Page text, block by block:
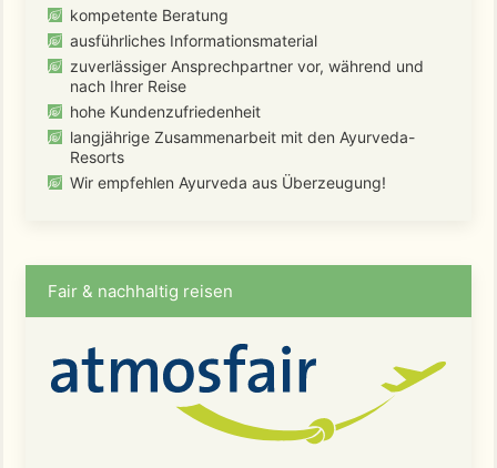
kompetente Beratung
ausführliches Informationsmaterial
zuverlässiger Ansprechpartner vor, während und
nach Ihrer Reise
hohe Kundenzufriedenheit
langjährige Zusammenarbeit mit den Ayurveda-
Resorts
Wir empfehlen Ayurveda aus Überzeugung!
Fair & nachhaltig reisen